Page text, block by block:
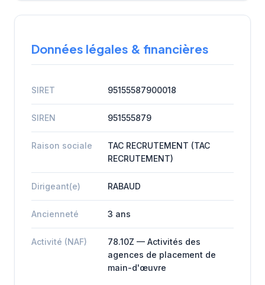
Données légales & financières
SIRET 95155587900018
SIREN 951555879
Raison sociale
TAC RECRUTEMENT (TAC
RECRUTEMENT)
Dirigeant(e) RABAUD
Ancienneté 3 ans
Activité (NAF)
78.10Z — Activités des
agences de placement de
main-d'œuvre